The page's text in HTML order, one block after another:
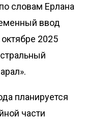
словам Ерлана
ввод
2025
планируется
части